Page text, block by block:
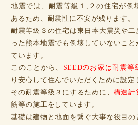
地震では、耐震等級１,２の住宅が倒
あるため、耐震性に不安が残ります。
耐震等級３の住宅は東日本大震災や二
った熊本地震でも倒壊していないこと
ています。
このことから、 SEEDのお家は耐震等
り安心して住んでいただくために設定
その耐震等級３にするために、 構造計
筋等の施工をしています。
基礎は建物と地面を繋ぐ大事な役目